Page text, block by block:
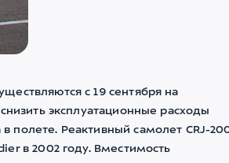
с 19 сентября на
эксплуатационные расходы
полете. Реактивный самолет CRJ-
в 2002 году. Вместимость